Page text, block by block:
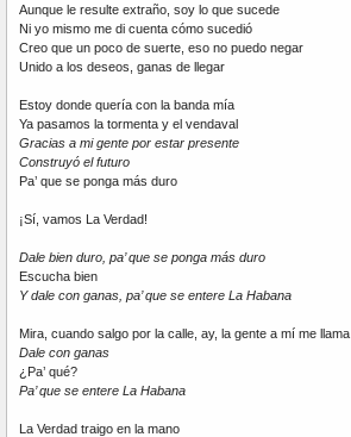
Aunque le resulte extraño, soy lo que sucede
Ni yo mismo me di cuenta cómo sucedió
Creo que un poco de suerte, eso no puedo negar
Unido a los deseos, ganas de llegar
Estoy donde quería con la banda mía
Ya pasamos la tormenta y el vendaval
Gracias a mi gente por estar presente
Construyó el futuro
Pa’ que se ponga más duro
¡Sí, vamos La Verdad!
Dale bien duro, pa’ que se ponga más duro
Escucha bien
Y dale con ganas, pa’ que se entere La Habana
Mira, cuando salgo por la calle, ay, la gente a mí me llama
Dale con ganas
¿Pa’ qué?
Pa’ que se entere La Habana
La Verdad traigo en la mano